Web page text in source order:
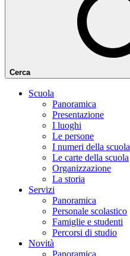
Cerca
Scuola
Panoramica
Presentazione
I luoghi
Le persone
I numeri della scuola
Le carte della scuola
Organizzazione
La storia
Servizi
Panoramica
Personale scolastico
Famiglie e studenti
Percorsi di studio
Novità
Panoramica